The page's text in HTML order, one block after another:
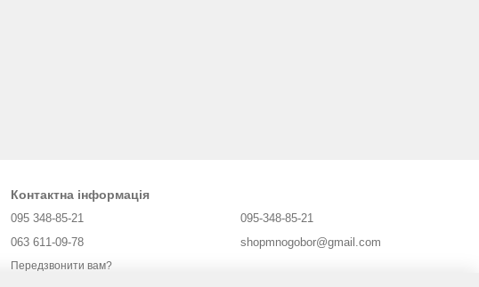
Контактна інформація
095 348-85-21
063 611-09-78
Передзвонити вам?
095-348-85-21
shopmnogobor@gmail.com